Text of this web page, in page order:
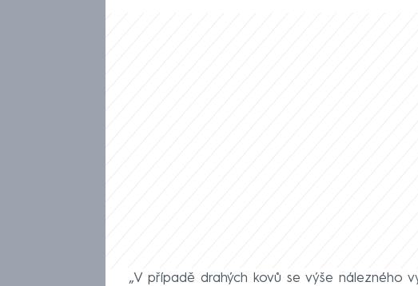
„V případě drahých kovů se výše nálezného